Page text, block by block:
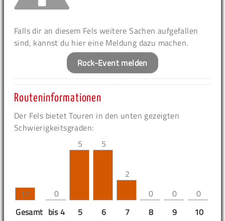
Falls dir an diesem Fels weitere Sachen aufgefallen
sind, kannst du hier eine Meldung dazu machen.
Rock-Event melden
Routeninformationen
Der Fels bietet Touren in den unten gezeigten
Schwierigkeitsgraden:
12 0
5 5
2
0
0 0
Gesamt bis 4 5 6 7 8 9 10